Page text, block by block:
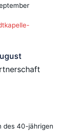
des 40-jährigen